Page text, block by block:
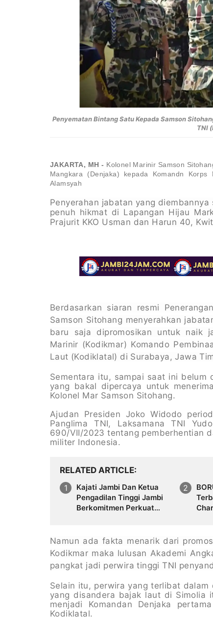
Penyematan Bintang Satu Kepada Samson
TNI
JAKARTA, MH - Kolonel Marinir Samson
Mangkara (Denjaka) kepada Komandn
Alamsyah
Penyerahan jabatan yang
penuh hikmat di Lapangan Hijau
Prajurit KKO Usman dan Harun 40,
Berdasarkan siaran resmi
Samson Sitohang menyerahkan
baru saja dipromosikan untuk naik
Marinir (Kodikmar) Komando
Laut (Kodiklatal) di Surabaya, Jawa
Sementara itu, sampai saat ini belum
yang bakal dipercaya untuk
Kolonel Mar Samson Sitohang.
Ajudan Presiden Joko Widodo
Panglima TNI, Laksamana TNI
690/VII/2023 tentang pemberhentian
militer Indonesia.
RELATED ARTICLE
Kajati Jambi Dan Ketua
Pengadilan Tinggi Jambi
Berkomitmen Perkuat
Namun ada fakta menarik dari
Kodikmar maka lulusan Akademi
pangkat jadi perwira tinggi TNI
Selain itu, perwira yang terlibat dalam
yang disandera bajak laut di Simolia
menjadi Komandan Denjaka
Kodiklatal.